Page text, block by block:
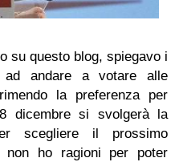
su questo blog, spiegavo i
ad andare a votare alle
la preferenza per
dicembre si svolgerà la
scegliere il prossimo
ho ragioni per poter